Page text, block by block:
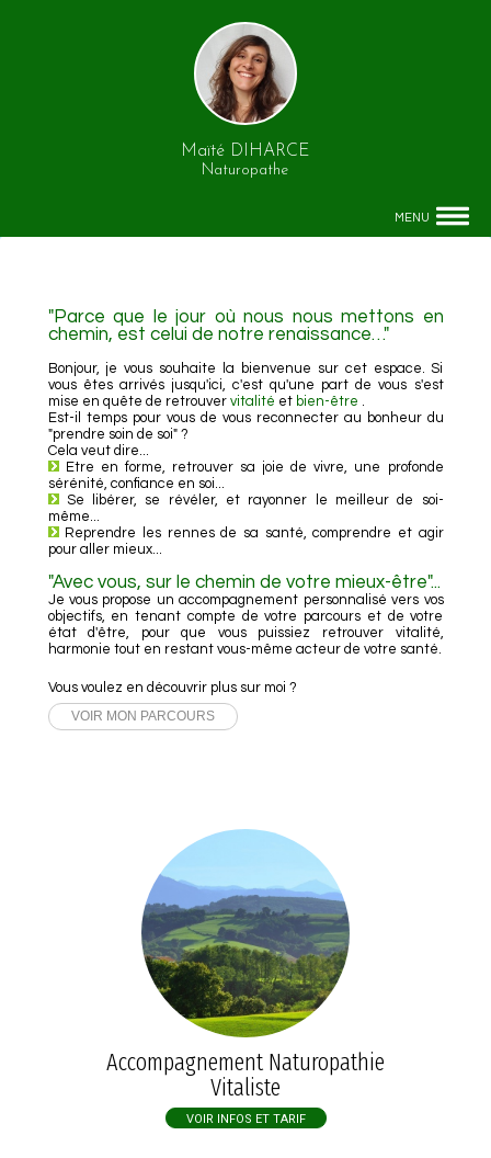
Maïté DIHARCE
Naturopathe
MENU
"Parce que le jour où nous nous mettons en
chemin, est celui de notre renaissance…"
Bonjour, je vous souhaite la bienvenue sur cet espace. Si
vous êtes arrivés jusqu'ici, c'est qu'une part de vous s'est
mise en quête de retrouver vitalité et bien-être .
Est-il temps pour vous de vous reconnecter au bonheur du
"prendre soin de soi" ?
Cela veut dire...
Etre en forme, retrouver sa joie de vivre, une profonde
sérénité, confiance en soi...
Se libérer, se révéler, et rayonner le meilleur de soi-
même...
Reprendre les rennes de sa santé, comprendre et agir
pour aller mieux...
"Avec vous, sur le chemin de votre mieux-être"...
Je vous propose un accompagnement personnalisé vers vos
objectifs, en tenant compte de votre parcours et de votre
état d'être, pour que vous puissiez retrouver vitalité,
harmonie tout en restant vous-même acteur de votre santé.
Vous voulez en découvrir plus sur moi ?
VOIR MON PARCOURS
Accompagnement Naturopathie
Vitaliste
VOIR INFOS ET TARIF